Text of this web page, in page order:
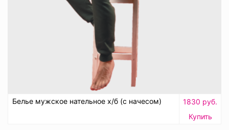
Белье мужское нательное х/б (с начесом)
1830 руб.
Купить